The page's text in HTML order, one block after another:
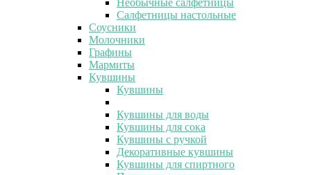
Салфетницы настольные
Соусники
Молочники
Графины
Мармиты
Кувшины
Кувшины
Кувшины для воды
Кувшины для сока
Кувшины с ручкой
Декоративные кувшины
Кувшины для спиртного